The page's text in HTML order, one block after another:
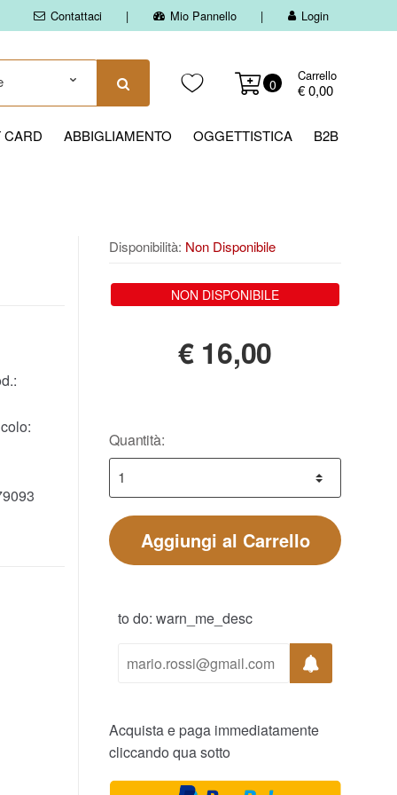
Contattaci Mio Pannello Login
0
Carrello
€ 0,00
CARD ABBIGLIAMENTO OGGETTISTICA B2B
Disponibilità: Non Disponibile
NON DISPONIBILE
€ 16,00
Quantità:
Aggiungi al Carrello
to do: warn_me_desc
Acquista e paga immediatamente
cliccando qua sotto